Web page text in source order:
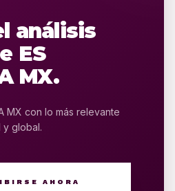
análisis
ES
MX.
MX con lo más relevante
y global.
AHORA